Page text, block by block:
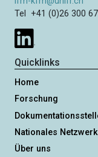
r
i
u
n
g
Tel +41 (0)26 300
Quicklinks
Home
Forschung
Nationales Netzwerk
Über uns